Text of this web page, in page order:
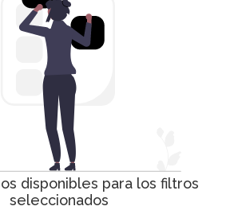
disponibles para los filtros
seleccionados